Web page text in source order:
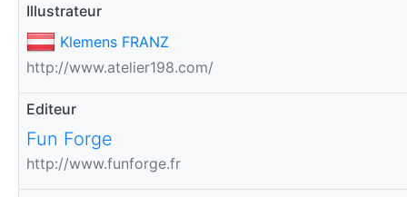
Illustrateur
Klemens FRANZ
http://www.atelier198.com/
Editeur
Fun Forge
http://www.funforge.fr